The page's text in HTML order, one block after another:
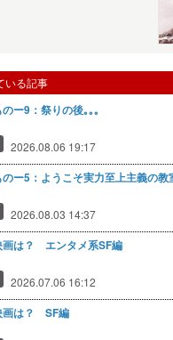
いる記事
ー9：祭りの後｡｡｡
2026.08.06 19:17
ー5：ようこそ実力至上主義の教
2026.08.03 14:37
画は？ エンタメ系SF編
2026.07.06 16:12
画は？ SF編